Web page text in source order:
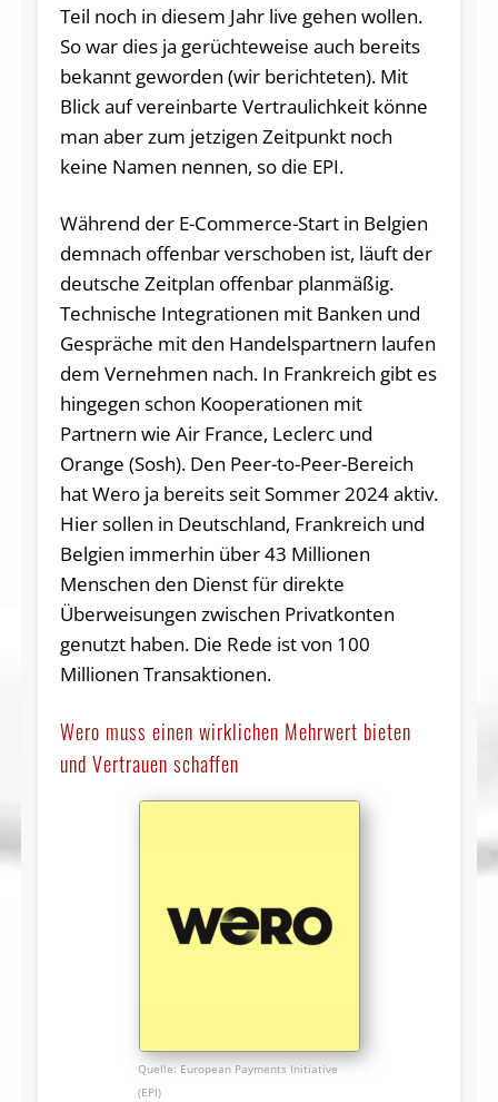
Teil noch in diesem Jahr live gehen wollen.
So war dies ja gerüchteweise auch bereits
bekannt geworden (wir berichteten). Mit
Blick auf vereinbarte Vertraulichkeit könne
man aber zum jetzigen Zeitpunkt noch
keine Namen nennen, so die EPI.
Während der E-Commerce-Start in Belgien
demnach offenbar verschoben ist, läuft der
deutsche Zeitplan offenbar planmäßig.
Technische Integrationen mit Banken und
Gespräche mit den Handelspartnern laufen
dem Vernehmen nach. In Frankreich gibt es
hingegen schon Kooperationen mit
Partnern wie Air France, Leclerc und
Orange (Sosh). Den Peer-to-Peer-Bereich
hat Wero ja bereits seit Sommer 2024 aktiv.
Hier sollen in Deutschland, Frankreich und
Belgien immerhin über 43 Millionen
Menschen den Dienst für direkte
Überweisungen zwischen Privatkonten
genutzt haben. Die Rede ist von 100
Millionen Transaktionen.
Wero muss einen wirklichen Mehrwert bieten
und Vertrauen schaffen
European Payments Initiative
(EPI)